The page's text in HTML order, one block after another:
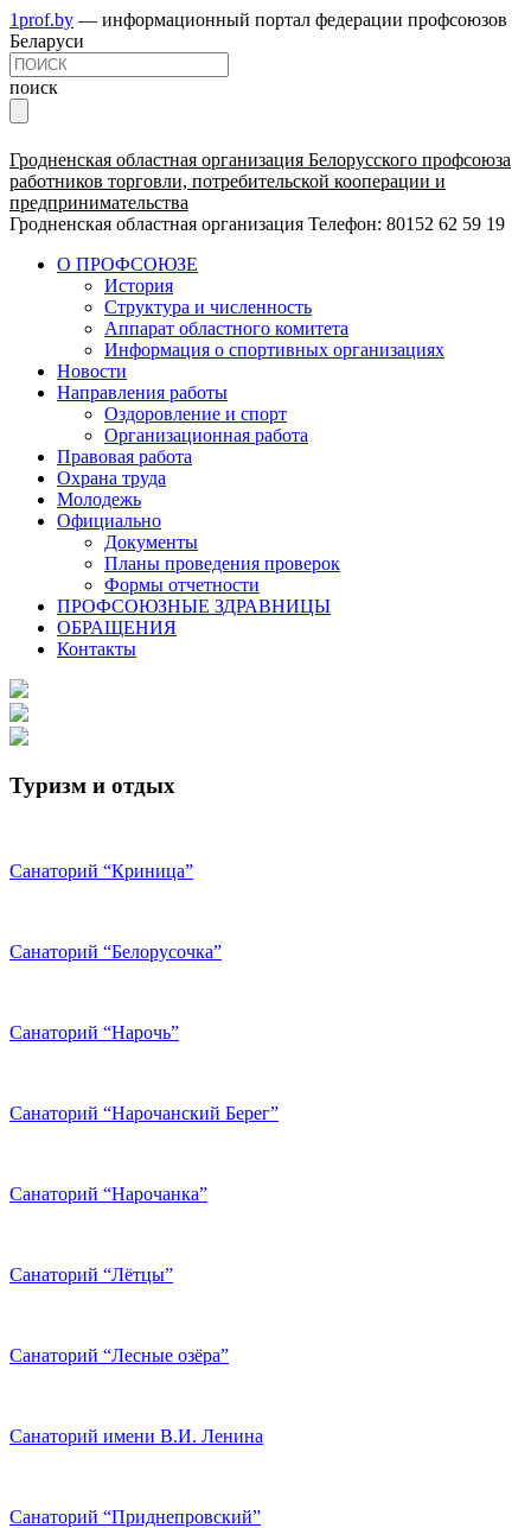
1prof.by — информационный портал федерации профсоюзов
Беларуси
поиск
Гродненская областная организация Белорусского профсоюза
работников торговли, потребительской кооперации и
предпринимательства
Гродненская областная организация Телефон: 80152 62 59 19
О ПРОФСОЮЗЕ
История
Структура и численность
Аппарат областного комитета
Информация о спортивных организациях
Новости
Направления работы
Оздоровление и спорт
Организационная работа
Правовая работа
Охрана труда
Молодежь
Официально
Документы
Планы проведения проверок
Формы отчетности
ПРОФСОЮЗНЫЕ ЗДРАВНИЦЫ
ОБРАЩЕНИЯ
Контакты
Туризм и отдых
Санаторий “Криница”
Санаторий “Белорусочка”
Санаторий “Нарочь”
Санаторий “Нарочанский Берег”
Санаторий “Нарочанка”
Санаторий “Лётцы”
Санаторий “Лесные озёра”
Санаторий имени В.И. Ленина
Санаторий “Приднепровский”